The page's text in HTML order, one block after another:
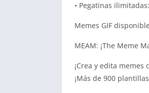
• Pegatinas
Memes GIF
MEAM: ¡The Meme
¡Crea y edita
¡Más de 900